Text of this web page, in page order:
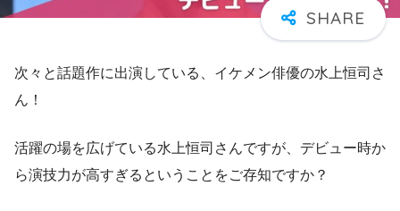
次々と話題作に出演している、イケメン俳優の水上恒司さ
ん！
活躍の場を広げている水上恒司さんですが、 デビュー時か
ら演技力が高すぎる ということをご存知ですか？